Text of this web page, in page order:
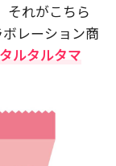
それがこちら
レーション商
ルタルタマ